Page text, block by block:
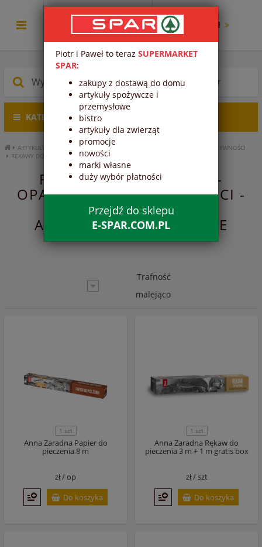
0.00 zł
KATEGORIE PRODUKTÓW
ARTYKUŁY PRZEMYSŁOWE ARTYKUŁY KUCHENNE
OPAKOWANIA DO ŻYWNOŚCI
RĘKAWY DO PIECZENIA
RĘKAWY DO PIECZENIA -
OPAKOWANIA DO ŻYWNOŚCI -
ARTYKUŁY KUCHENNE -
ARTYKUŁY PRZEMYSŁOWE
Trafność
malejąco
1 szt
Anna Zaradna Papier do
pieczenia 8 m
zł /op
Do koszyka
1 szt
Anna Zaradna Rękaw do
pieczenia 3 m + 1 m gratis box
zł /szt
Do koszyka
Piotr i Paweł to teraz SUPERMARKET
SPAR:
zakupy z dostawą do domu
artykuły spożywcze i
przemysłowe
bistro
artykuły dla zwierząt
promocje
nowości
marki własne
duży wybór płatności
Przejdź do sklepu
E-SPAR.COM.PL